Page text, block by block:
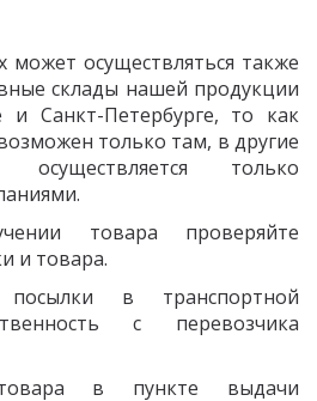
может осуществляться также
склады нашей продукции
и Санкт-Петербурге, то как
только там, в другие
осуществляется только
товара проверяйте
и товара.
в транспортной
с перевозчика
в пункте выдачи